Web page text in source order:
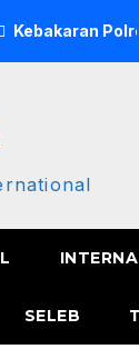
Kebakaran
SELEB